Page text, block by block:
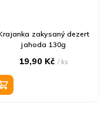
zakysaný dezert
jahoda 130g
19,90 Kč/ ks